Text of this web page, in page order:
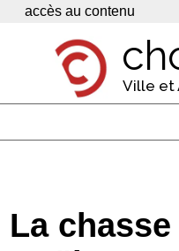
Panneau de gestion des cookies
accès au contenu
Ville et
Economie
La